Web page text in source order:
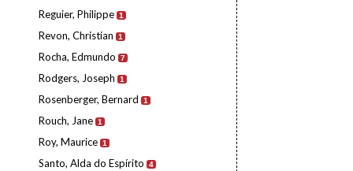
Reguier, Philippe 1
Revon, Christian 1
Rocha, Edmundo 7
Rodgers, Joseph 1
Rosenberger, Bernard 1
Rouch, Jane 1
Roy, Maurice 1
Santo, Alda do Espírito 4